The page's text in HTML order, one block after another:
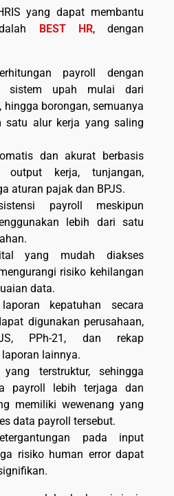
yang dapat membantu
BEST HR, dengan
payroll dengan
sistem upah mulai dari
hingga borongan, semuanya
satu alur kerja yang saling
dan akurat berbasis
output kerja, tunjangan,
aturan pajak dan BPJS.
payroll meskipun
lebih dari satu
yang mudah diakses
risiko kehilangan
data.
kepatuhan secara
digunakan perusahaan,
PPh-21, dan rekap
lainnya.
terstruktur, sehingga
payroll lebih terjaga dan
memiliki wewenang yang
data payroll tersebut.
pada input
risiko human error dapat